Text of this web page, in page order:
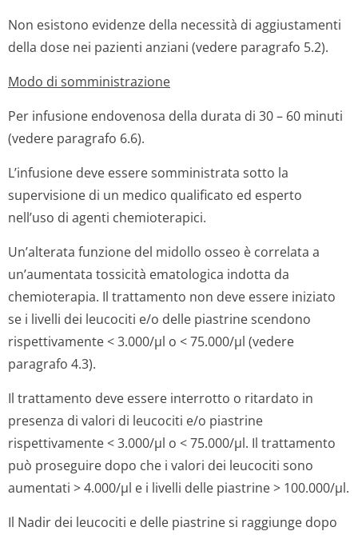
Non esistono evidenze della necessità di aggiustamenti
della dose nei pazienti anziani (vedere paragrafo 5.2).
Modo di somministrazione
Per infusione endovenosa della durata di 30 – 60 minuti
(vedere paragrafo 6.6).
L’infusione deve essere somministrata sotto la
supervisione di un medico qualificato ed esperto
nell’uso di agenti chemioterapici.
Un’alterata funzione del midollo osseo è correlata a
un’aumentata tossicità ematologica indotta da
chemioterapia. Il trattamento non deve essere iniziato
se i livelli dei leucociti e/o delle piastrine scendono
rispettivamente < 3.000/µl o < 75.000/µl (vedere
paragrafo 4.3).
Il trattamento deve essere interrotto o ritardato in
presenza di valori di leucociti e/o piastrine
rispettivamente < 3.000/µl o < 75.000/µl. Il trattamento
può proseguire dopo che i valori dei leucociti sono
aumentati > 4.000/µl e i livelli delle piastrine > 100.000/µl.
Il Nadir dei leucociti e delle piastrine si raggiunge dopo